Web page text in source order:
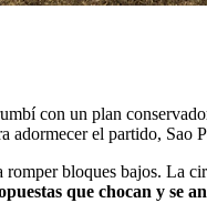
con un plan
adormecer el partido, Sao
bloques bajos. La
que chocan y se